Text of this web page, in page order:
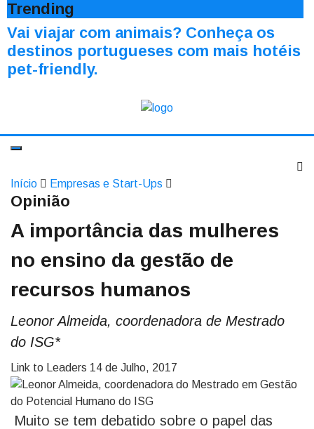
Trending
Vai viajar com animais? Conheça os
destinos portugueses com mais hotéis
pet-friendly.
Início Empresas e Start-Ups
Opinião
A importância das mulheres
no ensino da gestão de
recursos humanos
Leonor Almeida, coordenadora de Mestrado
do ISG*
Link to Leaders 14 de Julho, 2017
Muito se tem debatido sobre o papel das